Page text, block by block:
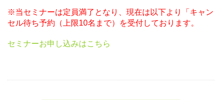
※当セミナーは定員満了となり、現在は以下より「キャン
セル待ち予約（上限10名まで）を受付しております。
セミナーお申し込みはこちら